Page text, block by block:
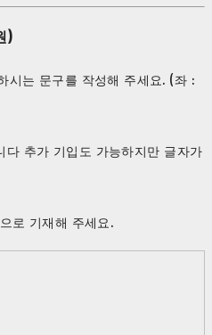
)
시는 문구를 작성해 주세요. (좌 :
다 추가 기입도 가능하지만 글자가
로 기재해 주세요.